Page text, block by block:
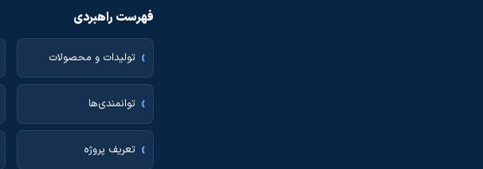
فهرست راهبردی
تولیدات و محصولات
توانمندی‌ها
تعریف پروژه